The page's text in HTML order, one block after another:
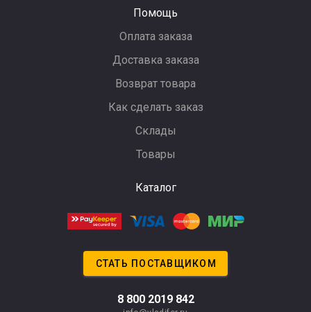
Помощь
Оплата заказа
Доставка заказа
Возврат товара
Как сделать заказ
Склады
Товары
Каталог
СТАТЬ ПОСТАВЩИКОМ
8 800 2019 842